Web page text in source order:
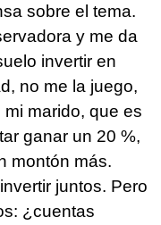
sobre el tema.
y me da
invertir en
no me la juego,
marido, que es
ganar un 20 %,
montón más.
juntos. Pero
¿cuentas